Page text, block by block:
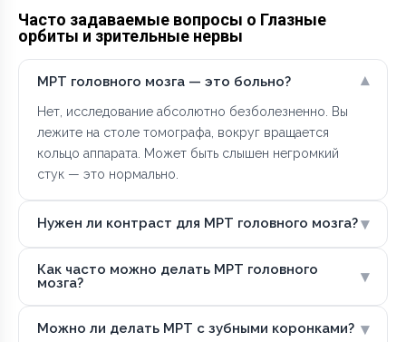
Часто задаваемые вопросы о Глазные
орбиты и зрительные нервы
МРТ головного мозга — это больно? ▾
Нет, исследование абсолютно безболезненно. Вы
лежите на столе томографа, вокруг вращается
кольцо аппарата. Может быть слышен негромкий
стук — это нормально.
Нужен ли контраст для МРТ головного мозга?▾
Как часто можно делать МРТ головного
мозга?
▾
Можно ли делать МРТ с зубными коронками? ▾